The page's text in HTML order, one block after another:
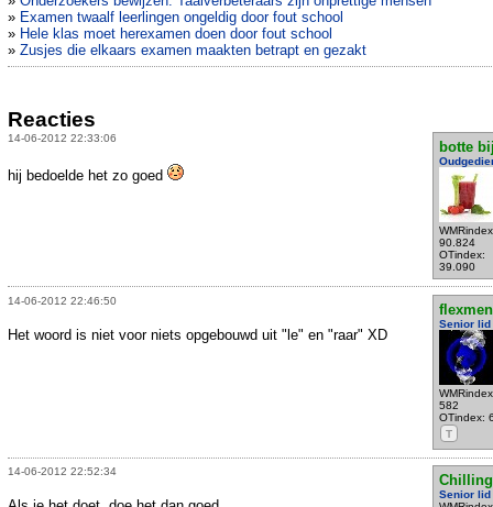
» Examen twaalf leerlingen ongeldig door fout school
» Hele klas moet herexamen doen door fout school
» Zusjes die elkaars examen maakten betrapt en gezakt
Reacties
14-06-2012 22:33:06
botte
90.824
OTindex:
39.090
hij bedoelde het zo goed
14-06-2012 22:46:50
Senior lid
582
OTindex:
T
Het woord is niet voor niets opgebouwd uit "le" en "raar" XD
14-06-2012 22:52:34
Senior lid